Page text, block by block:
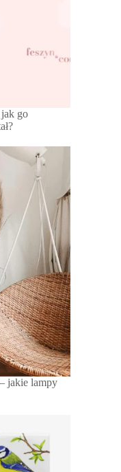
go
jakie lampy